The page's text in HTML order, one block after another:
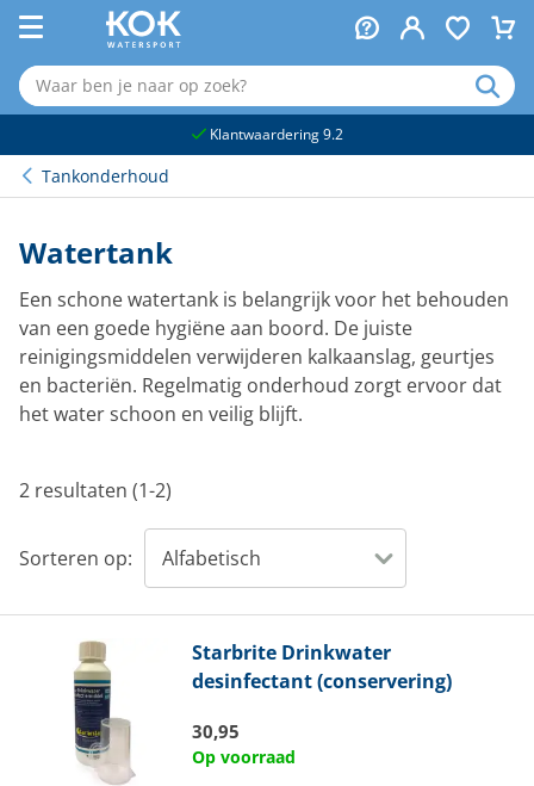
Klantwaardering 9.2
Tankonderhoud
Watertank
Een schone watertank is belangrijk voor het behouden
van een goede hygiëne aan boord. De juiste
reinigingsmiddelen verwijderen kalkaanslag, geurtjes
en bacteriën. Regelmatig onderhoud zorgt ervoor dat
het water schoon en veilig blijft.
2 resultaten (1-2)
Sorteren op:
Starbrite Drinkwater
desinfectant (conservering)
30,95
Op voorraad